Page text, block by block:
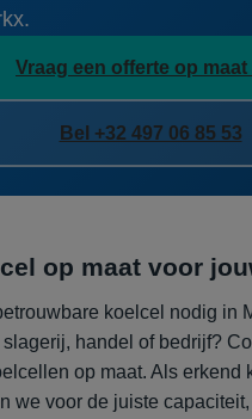
Vraag een offerte op maat
Bel +32 497 06 85 53
op maat voor
koelcel nodig in
slagerij, handel of bedrijf?
op maat. Als erkend
we voor de juiste